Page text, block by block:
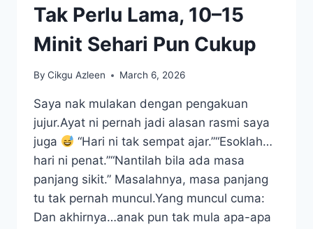
Tak Perlu Lama, 10–15
Minit Sehari Pun Cukup
By Cikgu Azleen March 6, 2026
Saya nak mulakan dengan pengakuan
jujur.Ayat ni pernah jadi alasan rasmi saya
juga
“Hari ni tak sempat ajar.”“Esoklah…
hari ni penat.”“Nantilah bila ada masa
panjang sikit.” Masalahnya, masa panjang
tu tak pernah muncul.Yang muncul cuma:
Dan akhirnya…anak pun tak mula apa-apa